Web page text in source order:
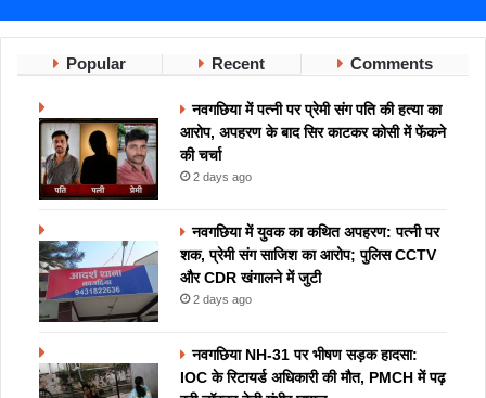
Popular Recent Comments
नवगछिया में पत्नी पर प्रेमी संग पति की हत्या का
आरोप, अपहरण के बाद सिर काटकर कोसी में फेंकने
की चर्चा
2 days ago
नवगछिया में युवक का कथित अपहरण: पत्नी पर
शक, प्रेमी संग साजिश का आरोप; पुलिस CCTV
और CDR खंगालने में जुटी
2 days ago
नवगछिया NH-31 पर भीषण सड़क हादसा:
IOC के रिटायर्ड अधिकारी की मौत, PMCH में पढ़